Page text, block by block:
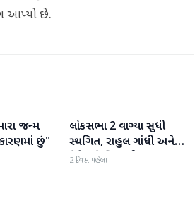
આપ્યો છે.
જન્મ
છું"
રાજકારણ
લોકસભા 2 વાગ્યા સુધી
સ્થગિત, રાહુલ ગાંધી અને
કિરેન રિજિજુની મુલાકાત,
2 દિવસ પહેલા